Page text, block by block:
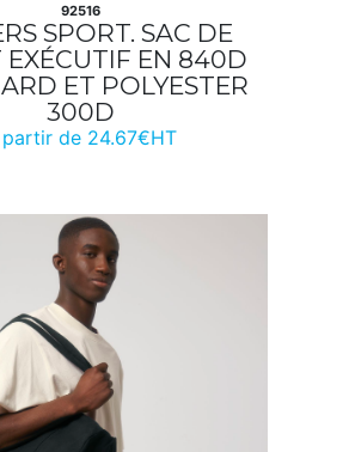
92516
SPORT. SAC DE
EXÉCUTIF EN 840D
ET POLYESTER
300D
de 24.67€HT